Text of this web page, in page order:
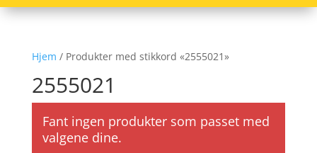
Hjem / Produkter med stikkord «2555021»
2555021
Fant ingen produkter som passet med
valgene dine.